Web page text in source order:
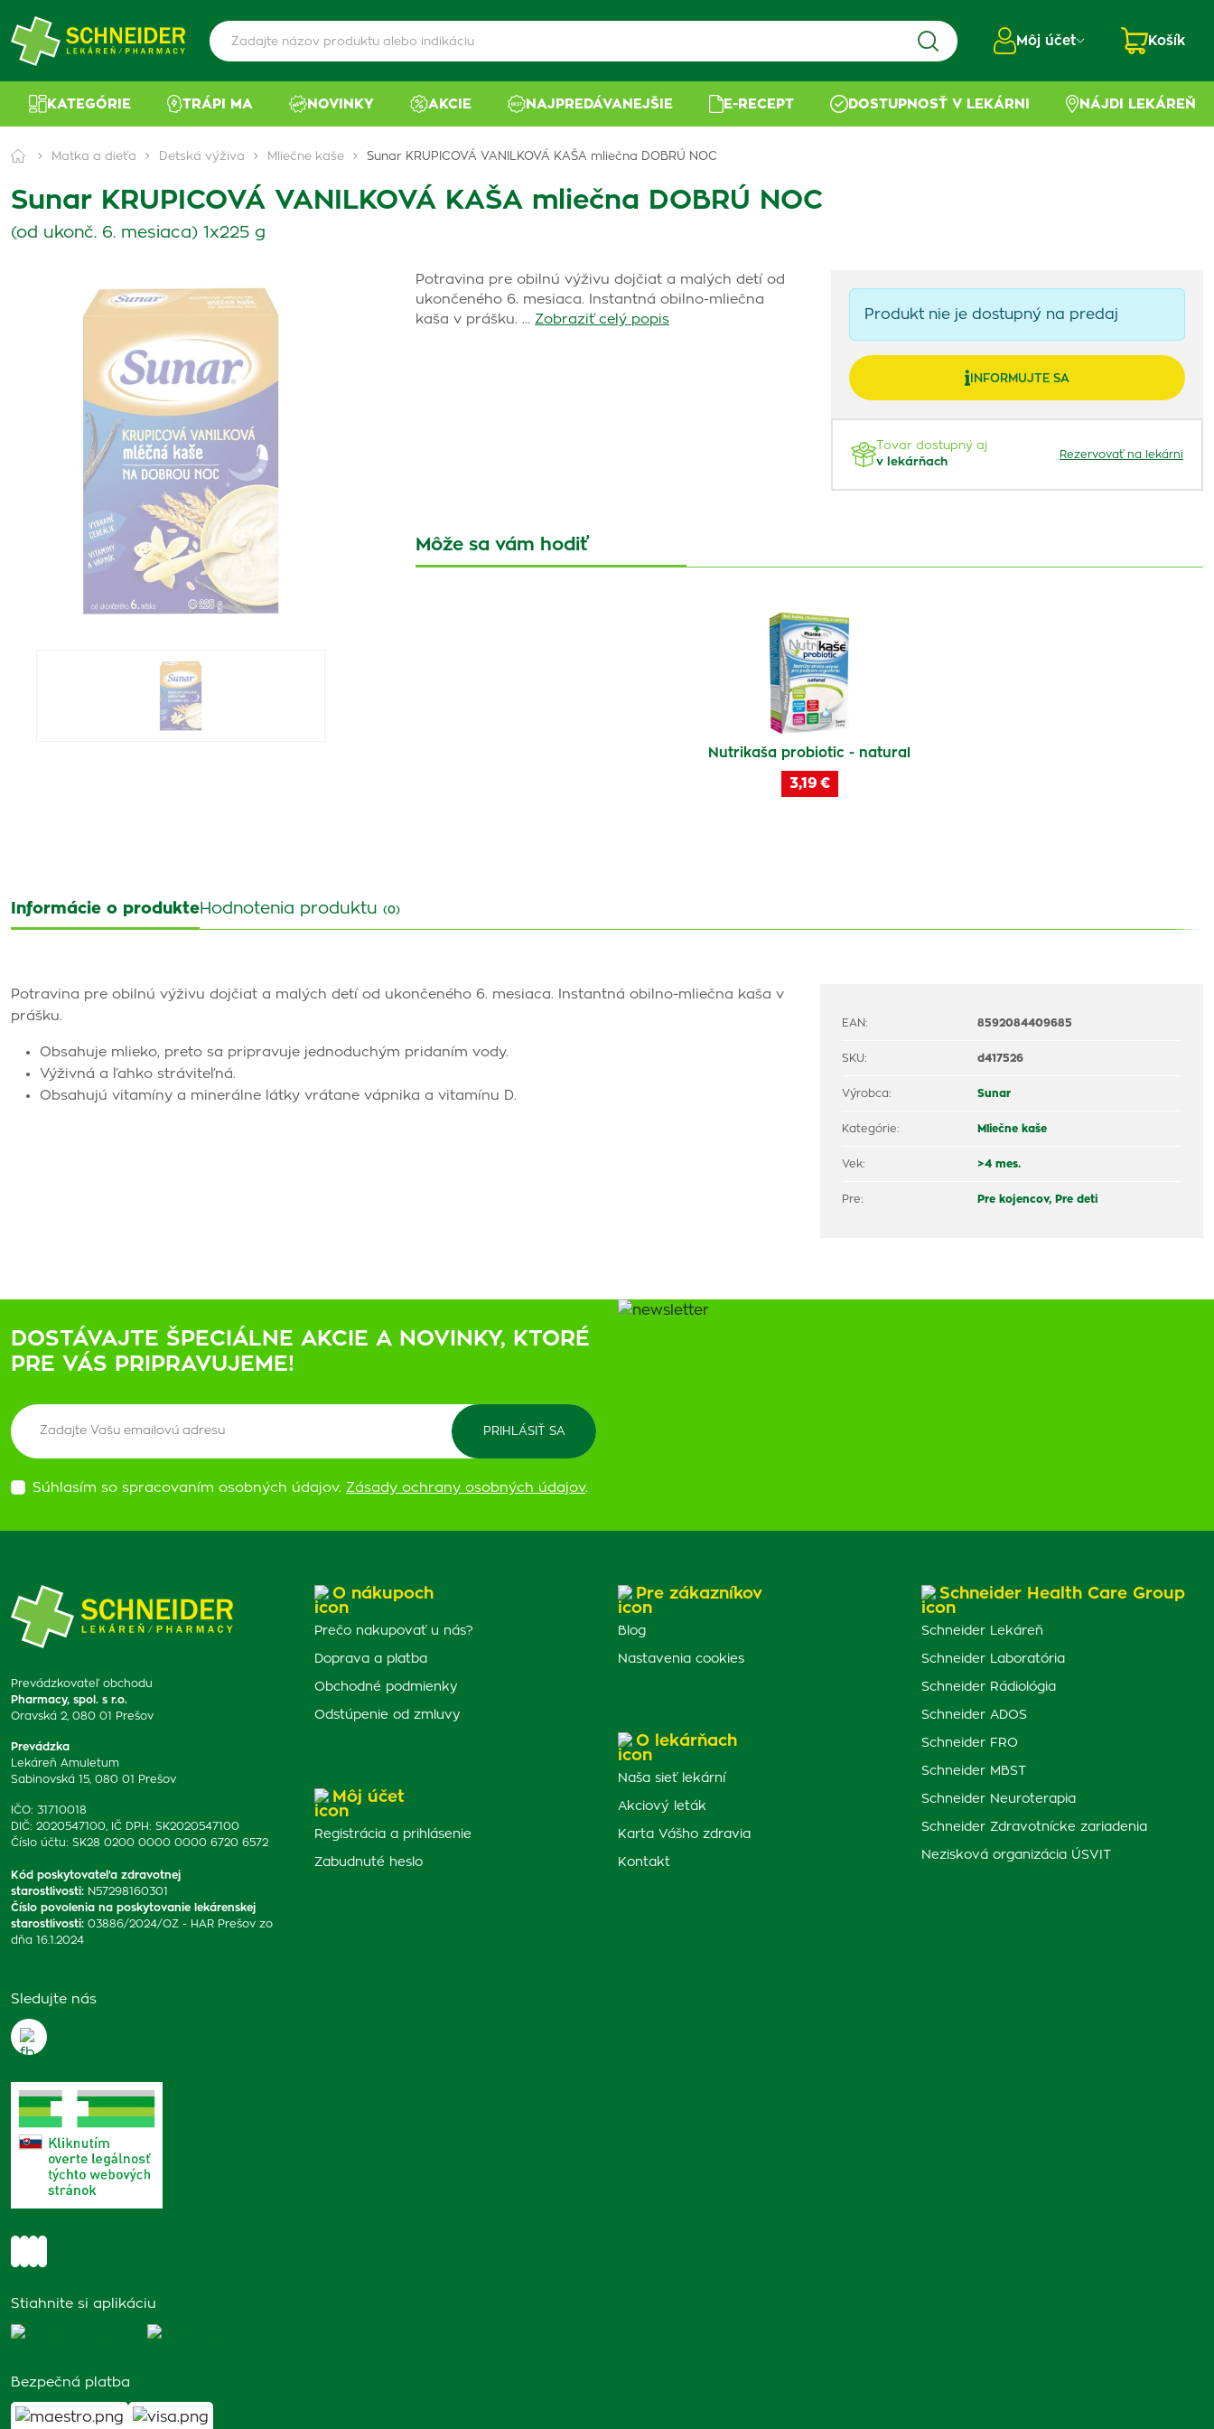
Môj účet Košík
KATEGÓRIE TRÁPI MA NOVINKY AKCIE NAJPREDÁVANEJŠIE E-RECEPT DOSTUPNOSŤ V LEKÁRNI NÁJDI LEKÁREŇ
Matka a dieťa Detská výživa Mliečne kaše Sunar KRUPICOVÁ VANILKOVÁ KAŠA mliečna DOBRÚ NOC
Sunar KRUPICOVÁ VANILKOVÁ KAŠA mliečna DOBRÚ NOC
(od ukonč. 6. mesiaca) 1x225 g
Potravina pre obilnú výživu dojčiat a malých detí od
ukončeného 6. mesiaca. Instantná obilno-mliečna
kaša v prášku. … Zobraziť celý popis Produkt nie je dostupný na predaj
INFORMUJTE SA
Tovar dostupný aj
v lekárňach
Rezervovať na lekárni
Môže sa vám hodiť
Nutrikaša probiotic - natural
3,19 €
Informácie o produkteHodnotenia produktu (0)
Potravina pre obilnú výživu dojčiat a malých detí od ukončeného 6. mesiaca. Instantná obilno-mliečna kaša v
prášku.
Obsahuje mlieko, preto sa pripravuje jednoduchým pridaním vody.
Výživná a ľahko stráviteľná.
Obsahujú vitamíny a minerálne látky vrátane vápnika a vitamínu D.
EAN: 8592084409685
SKU: d417526
Výrobca: Sunar
Kategórie: Mliečne kaše
Vek: >4 mes.
Pre: Pre kojencov, Pre deti
DOSTÁVAJTE ŠPECIÁLNE AKCIE A NOVINKY, KTORÉ
PRE VÁS PRIPRAVUJEME!
Súhlasím so spracovaním osobných údajov. Zásady ochrany osobných údajov.
Prevádzkovateľ obchodu
Pharmacy, spol. s r.o.
Oravská 2, 080 01 Prešov
Prevádzka
Lekáreň Amuletum
Sabinovská 15, 080 01 Prešov
IČO: 31710018
DIČ: 2020547100, IČ DPH: SK2020547100
Číslo účtu: SK28 0200 0000 0000 6720 6572
Kód poskytovateľa zdravotnej
starostlivosti: N57298160301
Číslo povolenia na poskytovanie lekárenskej
starostlivosti: 03886/2024/OZ - HAR Prešov zo
dňa 16.1.2024
Sledujte nás
Stiahnite si aplikáciu
Bezpečná platba
O nákupoch
Prečo nakupovať u nás?
Doprava a platba
Obchodné podmienky
Odstúpenie od zmluvy
Môj účet
Registrácia a prihlásenie
Zabudnuté heslo
Pre zákazníkov
Blog
Nastavenia cookies
O lekárňach
Naša sieť lekární
Akciový leták
Karta Vášho zdravia
Kontakt
Schneider Health Care Group
Schneider Lekáreň
Schneider Laboratória
Schneider Rádiológia
Schneider ADOS
Schneider FRO
Schneider MBST
Schneider Neuroterapia
Schneider Zdravotnícke zariadenia
Nezisková organizácia ÚSVIT